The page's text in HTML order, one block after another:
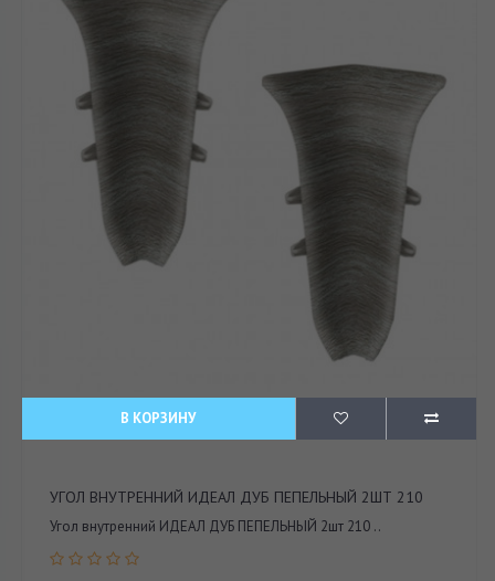
В КОРЗИНУ
УГОЛ ВНУТРЕННИЙ ИДЕАЛ ДУБ ПЕПЕЛЬНЫЙ 2ШТ 210
Угол внутренний ИДЕАЛ ДУБ ПЕПЕЛЬНЫЙ 2шт 210 ..